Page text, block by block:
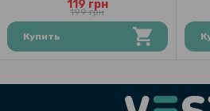
119 грн
199 грн
Купить